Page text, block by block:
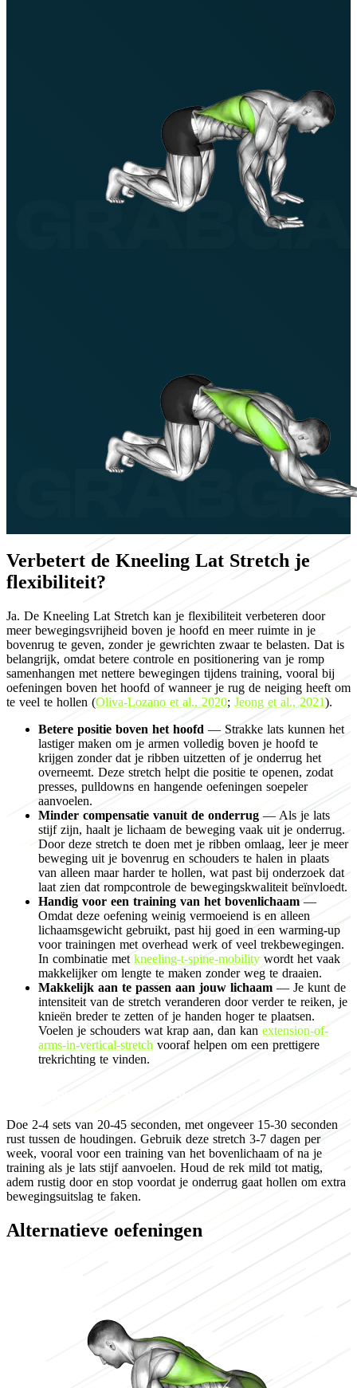
Verbetert de Kneeling Lat Stretch je
flexibiliteit?
Ja. De Kneeling Lat Stretch kan je flexibiliteit verbeteren door
meer bewegingsvrijheid boven je hoofd en meer ruimte in je
bovenrug te geven, zonder je gewrichten zwaar te belasten. Dat is
belangrijk, omdat betere controle en positionering van je romp
samenhangen met nettere bewegingen tijdens training, vooral bij
oefeningen boven het hoofd of wanneer je rug de neiging heeft om
te veel te hollen (Oliva-Lozano et al., 2020; Jeong et al., 2021).
Betere positie boven het hoofd — Strakke lats kunnen het
lastiger maken om je armen volledig boven je hoofd te
krijgen zonder dat je ribben uitzetten of je onderrug het
overneemt. Deze stretch helpt die positie te openen, zodat
presses, pulldowns en hangende oefeningen soepeler
aanvoelen.
Minder compensatie vanuit de onderrug — Als je lats
stijf zijn, haalt je lichaam de beweging vaak uit je onderrug.
Door deze stretch te doen met je ribben omlaag, leer je meer
beweging uit je bovenrug en schouders te halen in plaats
van alleen maar harder te hollen, wat past bij onderzoek dat
laat zien dat rompcontrole de bewegingskwaliteit beïnvloedt.
Handig voor een training van het bovenlichaam —
Omdat deze oefening weinig vermoeiend is en alleen
lichaamsgewicht gebruikt, past hij goed in een warming-up
voor trainingen met overhead werk of veel trekbewegingen.
In combinatie met kneeling-t-spine-mobility wordt het vaak
makkelijker om lengte te maken zonder weg te draaien.
Makkelijk aan te passen aan jouw lichaam — Je kunt de
intensiteit van de stretch veranderen door verder te reiken, je
knieën breder te zetten of je handen hoger te plaatsen.
Voelen je schouders wat krap aan, dan kan extension-of-
arms-in-vertical-stretch vooraf helpen om een prettigere
trekrichting te vinden.
Programming for flexibility
Doe 2-4 sets van 20-45 seconden, met ongeveer 15-30 seconden
rust tussen de houdingen. Gebruik deze stretch 3-7 dagen per
week, vooral voor een training van het bovenlichaam of na je
training als je lats stijf aanvoelen. Houd de rek mild tot matig,
adem rustig door en stop voordat je onderrug gaat hollen om extra
bewegingsuitslag te faken.
Alternatieve oefeningen